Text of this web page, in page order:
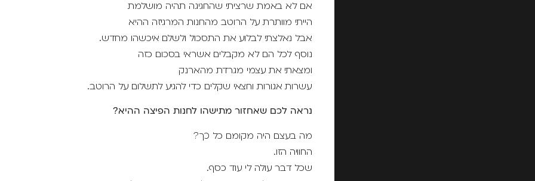
אם לא באמת שרציתי שהחגיגה תהיה מושלמת
הייתי מוותרת על הרוטב מהחנות המרגיזה ההיא
אבל נאלצתי לבלוע את התסכול ולשלם איכשהו מחדש.
נוסף לכל הם לא מקבלים אשראי בסכום כזה
ומצאתי את עצמי מגרדת מהארנק
עשרות אגורות וחצאי שקלים כדי להגיע לתשלום על הרוטב.
נראה לכם שאחזור מתישהו לחנות הפיצה ההיא?
מה בעצם היה מקומם כל כך?
החוויה הזו.
שכל דבר עולה לי עוד כסף.